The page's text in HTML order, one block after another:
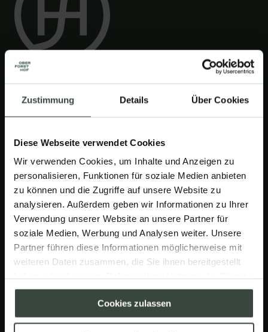
Zustimmung Details Über Cookies
Diese Webseite verwendet Cookies
Wir verwenden Cookies, um Inhalte und Anzeigen zu
personalisieren, Funktionen für soziale Medien anbieten
zu können und die Zugriffe auf unsere Website zu
analysieren. Außerdem geben wir Informationen zu Ihrer
Verwendung unserer Website an unsere Partner für
soziale Medien, Werbung und Analysen weiter. Unsere
Partner führen diese Informationen möglicherweise mit
weiteren Daten zusammen, die Sie ihnen bereitgestellt
gesammelt haben.
Cookies zulassen
Sôha Club
Gutscheine
+43 6412 61 71
hotel@oberforsthof.at
Alpendorf 11,
5600 St. Johann
Route planen
+43 6412 61 71
hotel@oberforsthof.at